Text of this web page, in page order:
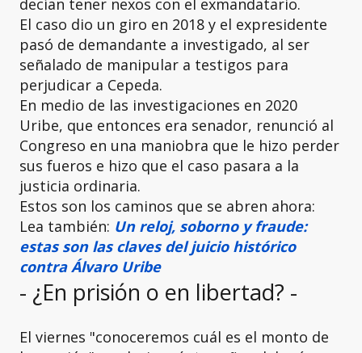
decían tener nexos con el exmandatario.
El caso dio un giro en 2018 y el expresidente
pasó de demandante a investigado, al ser
señalado de manipular a testigos para
perjudicar a Cepeda.
En medio de las investigaciones en 2020
Uribe, que entonces era senador, renunció al
Congreso en una maniobra que le hizo perder
sus fueros e hizo que el caso pasara a la
justicia ordinaria.
Estos son los caminos que se abren ahora:
Lea también: Un reloj, soborno y fraude:
estas son las claves del juicio histórico
contra Álvaro Uribe
- ¿En prisión o en libertad? -
El viernes "conoceremos cuál es el monto de